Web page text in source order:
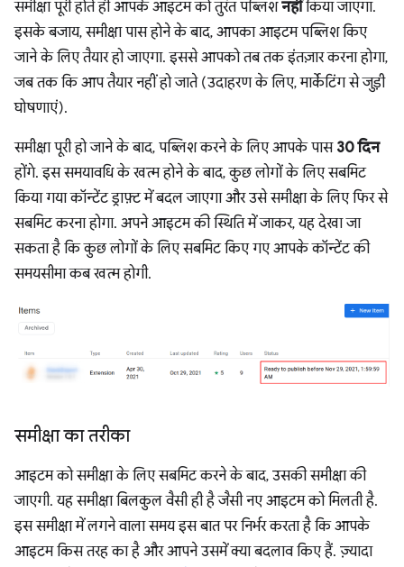
समीक्षा पूरी होते ही आपके आइटम को तुरंत पब्लिशनहींकिया जाएगा.
इसके बजाय, समीक्षा पास होने के बाद, आपका आइटम पब्लिश किए
जाने के लिए तैयार हो जाएगा. इससे आपको तब तक इंतज़ार करना होगा,
जब तक कि आप तैयार नहीं हो जाते (उदाहरण के लिए, मार्केटिंग से जुड़ी
घोषणाएं).
समीक्षा पूरी हो जाने के बाद, पब्लिश करने के लिए आपके पास 30 दिन
होंगे. इस समयावधि के खत्म होने के बाद, कुछ लोगों के लिए सबमिट
किया गया कॉन्टेंट ड्राफ़्ट में बदल जाएगा और उसे समीक्षा के लिए फिर से
सबमिट करना होगा. अपने आइटम की स्थिति में जाकर, यह देखा जा
सकता है कि कुछ लोगों के लिए सबमिट किए गए आपके कॉन्टेंट की
समयसीमा कब खत्म होगी.
समीक्षा का तरीका
आइटम को समीक्षा के लिए सबमिट करने के बाद, उसकी समीक्षा की
जाएगी. यह समीक्षा बिलकुल वैसी ही है जैसी नए आइटम को मिलती है.
इस समीक्षा में लगने वाला समय इस बात पर निर्भर करता है कि आपके
आइटम किस तरह का है और आपने उसमें क्या बदलाव किए हैं. ज़्यादा